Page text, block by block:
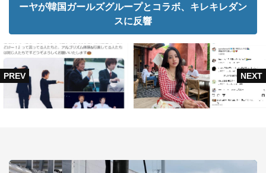
ーヤが韓国ガールズグループとコラボ、キレキレダン
スに反響